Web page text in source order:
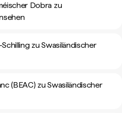
Dobra zu
zu Swasiländischer
(BEAC) zu Swasiländischer